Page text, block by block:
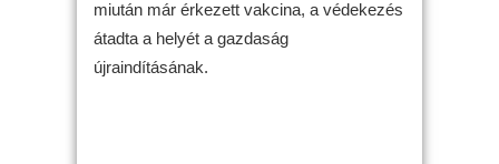
miután már érkezett vakcina, a védekezés
átadta a helyét a gazdaság
újraindításának.